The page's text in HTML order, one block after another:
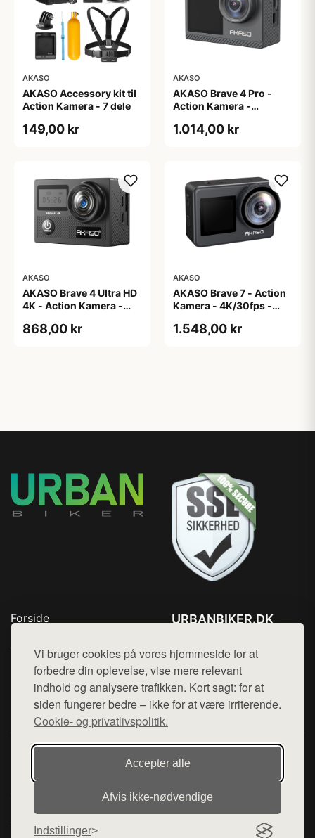
Vi bruger cookies på vores hjemmeside for at
forbedre din oplevelse, vise mere relevant
indhold og analysere trafikken. Kort sagt: for at
siden fungerer bedre – ikke for at være irriterende.
Cookie- og privatlivspolitik.
Accepter alle
Afvis ikke‑nødvendige
Indstillinger
AKASO
AKASO Accessory kit til
Action Kamera - 7 dele
149,00 kr
AKASO
AKASO Brave 4 Pro -
Action Kamera -
Pixel
1.014,00 kr
AKASO
AKASO Brave 4 Ultra HD
4K - Action Kamera -
868,00 kr
AKASO
AKASO Brave 7 - Action
Kamera - 4K/30fps -
1.548,00 kr
Forside
Top Rabatter
Blog
Kontakt
URBANBIKER.DK
Mail: hej@want.dk
Cookie- og privatlivspolitik
Denne side er en del af want.dk, der udgiver en række
hjemmesider med præsentation af forskellige produkter fra
diverse webshops. Der sælges ikke varer fra denne side - vi
varerne på lager.